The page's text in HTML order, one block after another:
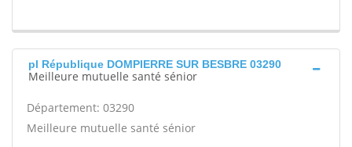
pl République DOMPIERRE SUR BESBRE 03290
Meilleure mutuelle santé sénior
Département: 03290
Meilleure mutuelle santé sénior